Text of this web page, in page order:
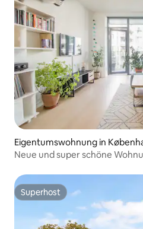
Eigentumswohnung in
Neue und super schöne
Superhost
Superhost